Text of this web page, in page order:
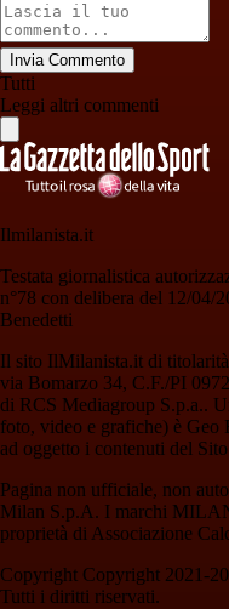
Invia Commento
Tutti
Leggi altri commenti
Ilmilanista.it
Testata giornalistica
n°78 con delibera del 12/04/
Benedetti
Il sito IlMilanista.it di
via Bomarzo 34, C.F./PI
di RCS Mediagroup S.p.a..
foto, video e grafiche) è Geo
ad oggetto i contenuti del
Pagina non ufficiale, non
Milan S.p.A. I marchi
proprietà di Associazione
Copyright Copyright 2021-
Tutti i diritti riservati.